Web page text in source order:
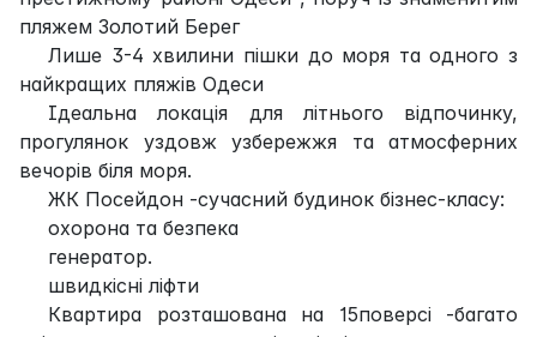
пляжем Золотий Берег
Лише 3-4 хвилини пішки до моря та одного з
найкращих пляжів Одеси
Ідеальна локація для літнього відпочинку,
прогулянок уздовж узбережжя та атмосферних
вечорів біля моря.
ЖК Посейдон -сучасний будинок бізнес-класу:
охорона та безпека
генератор.
швидкісні ліфти
Квартира розташована на 15поверсі -багато